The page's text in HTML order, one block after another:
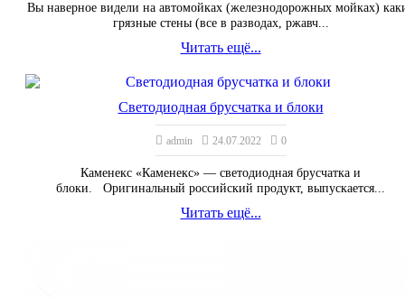
Вы наверное видели на автомойках (железнодорожных мойках)
грязные стены (все в разводах, ржавч...
Читать ещё...
Светодиодная брусчатка и блоки
admin 24.07.2022 0
Каменекс «Каменекс» — светодиодная брусчатка и
блоки. Оригинальный российский продукт, выпускается...
Читать ещё...